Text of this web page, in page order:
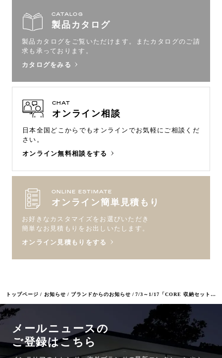
トップページ お知らせ ブランドからのお知らせ 7/3～1/17「CORE 収納セットフェア」開催
CATALOG
製品カタログ
製品カタログをご覧いただけます。
またカタログのご請
求も承っております。
カタログをみる
CHAT
オンライン相談
日本全国どこからでもオンラインでお気軽にご相談くだ
さい。
オンライン無料相談をする
ONLINE ESTIMATE
オンライン簡単見積もり
お好きなカスタマイズをお選びいただき
簡単なお見積もりをお出しいたします。
オンライン見積もりをする
メールニュースの
ご登録はこちら